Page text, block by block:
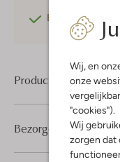
Wij, en
onze
"cookies").
Wij
zorgen dat
Betaal achteraf
Product informatie
Bezorgen &